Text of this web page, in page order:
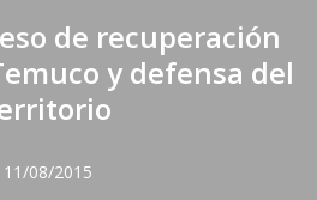
de recuperación
y defensa del
11/08/2015